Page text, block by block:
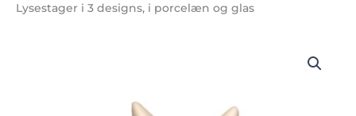
Lysestager i 3 designs, i porcelæn og glas